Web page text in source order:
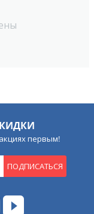
первым!
ПОДПИСАТЬСЯ